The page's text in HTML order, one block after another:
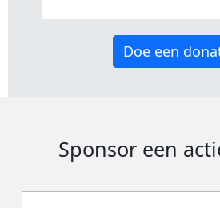
Doe een
Sponsor een